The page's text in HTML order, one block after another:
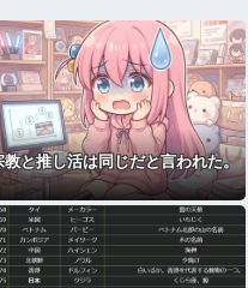
教と推し活は同じだと言われた。